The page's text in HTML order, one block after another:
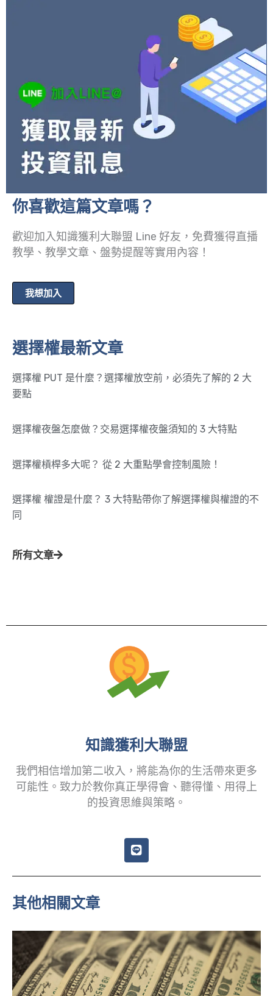
你喜歡這篇文章嗎？
歡迎加入知識獲利大聯盟 Line 好友，免費獲得直播
教學、教學文章、盤勢提醒等實用內容！
我想加入
選擇權最新文章
選擇權 PUT 是什麼？選擇權放空前，必須先了解的 2 大
要點
選擇權夜盤怎麼做？交易選擇權夜盤須知的 3 大特點
選擇權槓桿多大呢？ 從 2 大重點學會控制風險！
選擇權 權證是什麼？ 3 大特點帶你了解選擇權與權證的不
同
所有文章
知識獲利大聯盟
我們相信增加第二收入，將能為你的生活帶來更多
可能性。致力於教你真正學得會、聽得懂、用得上
的投資思維與策略。
L
i
e
其他相關文章